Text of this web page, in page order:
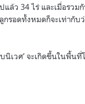
ล้ว 34 ไร่ และเมื่อรว
รอดทั้งหมดก็จะเท่ากับ
นิเวศ’ จะเกิดขึ้นในพื้น